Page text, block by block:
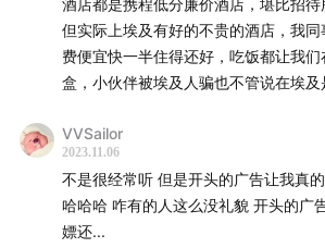
酒店都是携程低分廉价酒店，堪比招待
但实际上埃及有好的不贵的酒店，我
费便宜快一半住得还好，吃饭都让我
盒，小伙伴被埃及人骗也不管说在埃及
VVSailor
2023.11.06
不是很经常听 但是开头的广告让我真
哈哈哈 咋有的人这么没礼貌 开头的广
嫖还...